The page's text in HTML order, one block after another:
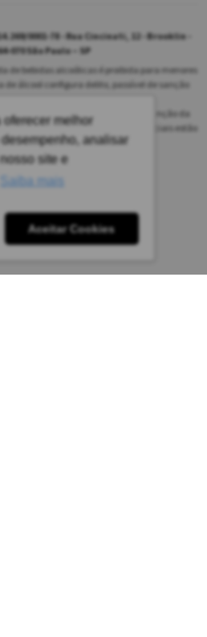
melhor
analisar
site e
Saiba mais
Aceitar Cookies
0001-78 - Rua Cincinati, 12 - Brooklin -
070 São Paulo – SP
de bebidas alcoólicas é proibida para menores
de álcool configura delito, passível de sanção
das informadas no site em função da
de preços e condições comerciais estão
sem aviso prévio.
para todas as regiões.
ilustrativas.